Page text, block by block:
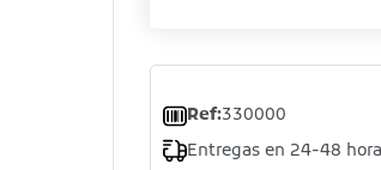
Ref:330000
Entregas en 24-48